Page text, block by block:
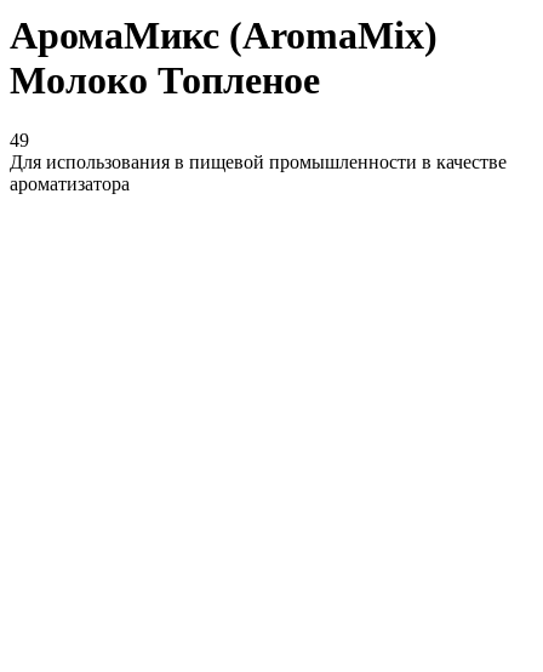
АромаМикс (AromaMix)
Молоко Топленое
49
Для использования в пищевой промышленности в качестве
ароматизатора